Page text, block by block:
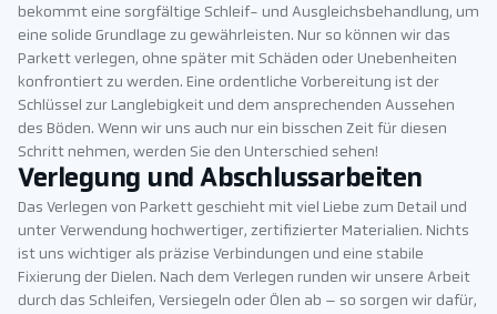
bekommt eine sorgfältige Schleif- und Ausgleichsbehandlung, um
eine solide Grundlage zu gewährleisten. Nur so können wir das
Parkett verlegen, ohne später mit Schäden oder Unebenheiten
konfrontiert zu werden. Eine ordentliche Vorbereitung ist der
Schlüssel zur Langlebigkeit und dem ansprechenden Aussehen
des Böden. Wenn wir uns auch nur ein bisschen Zeit für diesen
Schritt nehmen, werden Sie den Unterschied sehen!
Verlegung und Abschlussarbeiten
Das Verlegen von Parkett geschieht mit viel Liebe zum Detail und
unter Verwendung hochwertiger, zertifizierter Materialien. Nichts
ist uns wichtiger als präzise Verbindungen und eine stabile
Fixierung der Dielen. Nach dem Verlegen runden wir unsere Arbeit
durch das Schleifen, Versiegeln oder Ölen ab – so sorgen wir dafür,